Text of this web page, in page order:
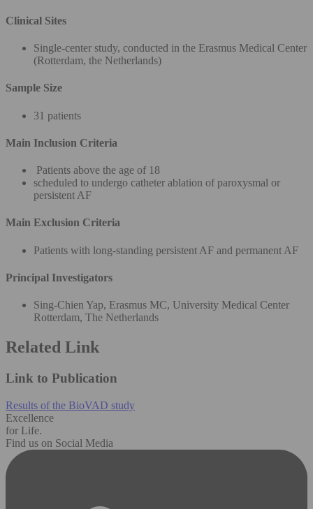
Clinical Sites
Single-center study, conducted in the Erasmus Medical Center
(Rotterdam, the Netherlands)
Sample Size
31 patients
Main Inclusion Criteria
Patients above the age of 18
scheduled to undergo catheter ablation of paroxysmal or
persistent AF
Main Exclusion Criteria
Patients with long-standing persistent AF and permanent AF
Principal Investigators
Sing-Chien Yap, Erasmus MC, University Medical Center
Rotterdam, The Netherlands
Related Link
Link to Publication
Results of the BioVAD study
Excellence
for Life.
Find us on Social Media